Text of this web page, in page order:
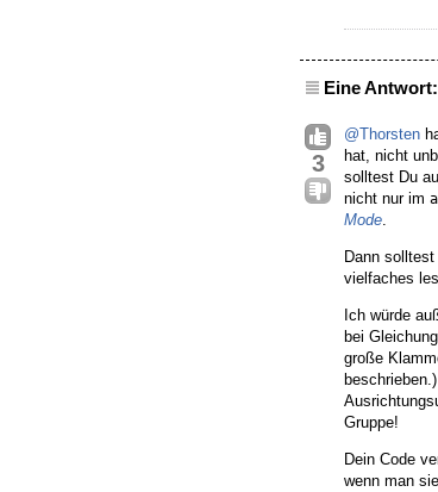
Eine Antwort:
3
@Thorsten
hat, nicht
solltest Du
nicht nur im
Mode.
Dann
vielfaches
Ich würde
bei
große
beschrieben.)
Gruppe!
Dein Code
wenn man